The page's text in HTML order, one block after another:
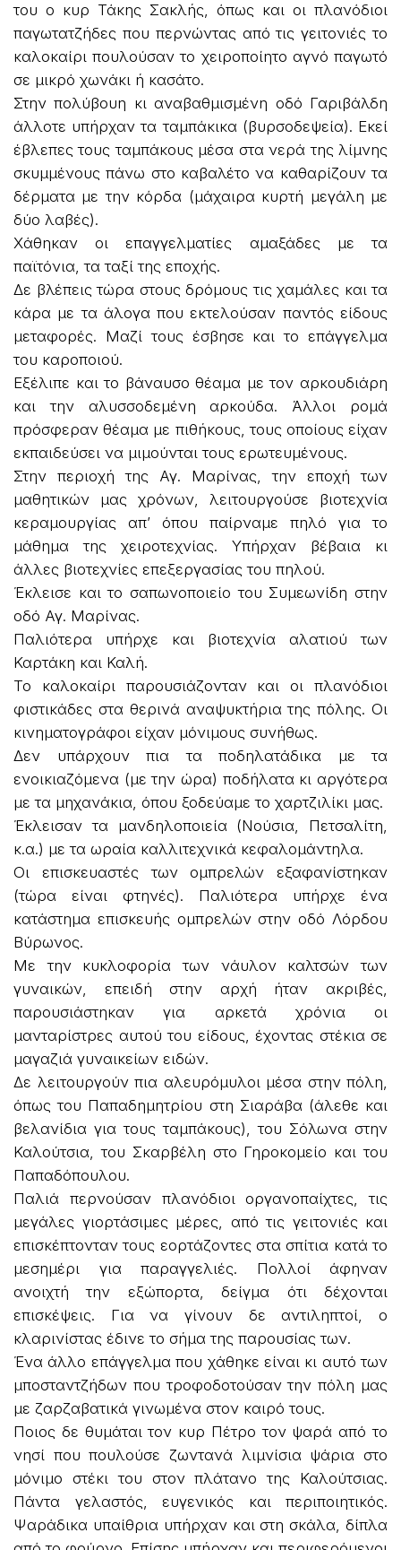
του ο κυρ Τάκης Σακλής, όπως και οι πλανόδιοι
παγωτατζήδες που περνώντας από τις γειτονιές το
καλοκαίρι πουλούσαν το χειροποίητο αγνό παγωτό
σε μικρό χωνάκι ή κασάτο.
Στην πολύβουη κι αναβαθμισμένη οδό Γαριβάλδη
άλλοτε υπήρχαν τα ταμπάκικα (βυρσοδεψεία). Εκεί
έβλεπες τους ταμπάκους μέσα στα νερά της λίμνης
σκυμμένους πάνω στο καβαλέτο να καθαρίζουν τα
δέρματα με την κόρδα (μάχαιρα κυρτή μεγάλη με
δύο λαβές).
Χάθηκαν οι επαγγελματίες αμαξάδες με τα
παϊτόνια, τα ταξί της εποχής.
Δε βλέπεις τώρα στους δρόμους τις χαμάλες και τα
κάρα με τα άλογα που εκτελούσαν παντός είδους
μεταφορές. Μαζί τους έσβησε και το επάγγελμα
του καροποιού.
Εξέλιπε και το βάναυσο θέαμα με τον αρκουδιάρη
και την αλυσσοδεμένη αρκούδα. Άλλοι ρομά
πρόσφεραν θέαμα με πιθήκους, τους οποίους είχαν
εκπαιδεύσει να μιμούνται τους ερωτευμένους.
Στην περιοχή της Αγ. Μαρίνας, την εποχή των
μαθητικών μας χρόνων, λειτουργούσε βιοτεχνία
κεραμουργίας απ’ όπου παίρναμε πηλό για το
μάθημα της χειροτεχνίας. Υπήρχαν βέβαια κι
άλλες βιοτεχνίες επεξεργασίας του πηλού.
Έκλεισε και το σαπωνοποιείο του Συμεωνίδη στην
οδό Αγ. Μαρίνας.
Παλιότερα υπήρχε και βιοτεχνία αλατιού των
Καρτάκη και Καλή.
Το καλοκαίρι παρουσιάζονταν και οι πλανόδιοι
φιστικάδες στα θερινά αναψυκτήρια της πόλης. Οι
κινηματογράφοι είχαν μόνιμους συνήθως.
Δεν υπάρχουν πια τα ποδηλατάδικα με τα
ενοικιαζόμενα (με την ώρα) ποδήλατα κι αργότερα
με τα μηχανάκια, όπου ξοδεύαμε το χαρτζιλίκι μας.
Έκλεισαν τα μανδηλοποιεία (Νούσια, Πετσαλίτη,
κ.α.) με τα ωραία καλλιτεχνικά κεφαλομάντηλα.
Οι επισκευαστές των ομπρελών εξαφανίστηκαν
(τώρα είναι φτηνές). Παλιότερα υπήρχε ένα
κατάστημα επισκευής ομπρελών στην οδό Λόρδου
Βύρωνος.
Με την κυκλοφορία των νάυλον καλτσών των
γυναικών, επειδή στην αρχή ήταν ακριβές,
παρουσιάστηκαν για αρκετά χρόνια οι
μανταρίστρες αυτού του είδους, έχοντας στέκια σε
μαγαζιά γυναικείων ειδών.
Δε λειτουργούν πια αλευρόμυλοι μέσα στην πόλη,
όπως του Παπαδημητρίου στη Σιαράβα (άλεθε και
βελανίδια για τους ταμπάκους), του Σόλωνα στην
Καλούτσια, του Σκαρβέλη στο Γηροκομείο και του
Παπαδόπουλου.
Παλιά περνούσαν πλανόδιοι οργανοπαίχτες, τις
μεγάλες γιορτάσιμες μέρες, από τις γειτονιές και
επισκέπτονταν τους εορτάζοντες στα σπίτια κατά το
μεσημέρι για παραγγελιές. Πολλοί άφηναν
ανοιχτή την εξώπορτα, δείγμα ότι δέχονται
επισκέψεις. Για να γίνουν δε αντιληπτοί, ο
κλαρινίστας έδινε το σήμα της παρουσίας των.
Ένα άλλο επάγγελμα που χάθηκε είναι κι αυτό των
μποσταντζήδων που τροφοδοτούσαν την πόλη μας
με ζαρζαβατικά γινωμένα στον καιρό τους.
Ποιος δε θυμάται τον κυρ Πέτρο τον ψαρά από το
νησί που πουλούσε ζωντανά λιμνίσια ψάρια στο
μόνιμο στέκι του στον πλάτανο της Καλούτσιας.
Πάντα γελαστός, ευγενικός και περιποιητικός.
Ψαράδικα υπαίθρια υπήρχαν και στη σκάλα, δίπλα